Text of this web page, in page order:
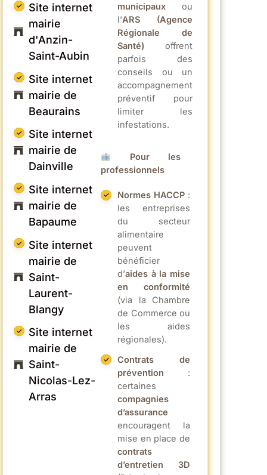
Site internet
mairie
d'Anzin-
Saint-Aubin
Site internet
mairie de
Beaurains
Site internet
mairie de
Dainville
Site internet
mairie de
Bapaume
Site internet
mairie de
Saint-
Laurent-
Blangy
Site internet
mairie de
Saint-
Nicolas-Lez-
Arras
municipaux ou
l’ARS (Agence
Régionale de
Santé) offrent
parfois des
conseils ou un
accompagnement
préventif pour
limiter les
infestations.
Pour les
professionnels
Normes HACCP :
les entreprises
du secteur
alimentaire
peuvent
bénéficier
d’aides à la mise
en conformité
(via la Chambre
de Commerce ou
les aides
régionales).
Contrats de
prévention :
certaines
compagnies
d’assurance
encouragent la
mise en place de
contrats
d’entretien 3D